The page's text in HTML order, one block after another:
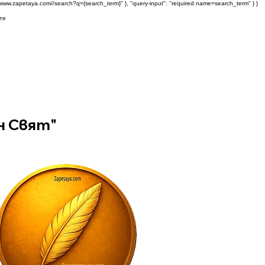
search?q={search_term}" }, "query-input": "required name=search_term" } }
Свят"